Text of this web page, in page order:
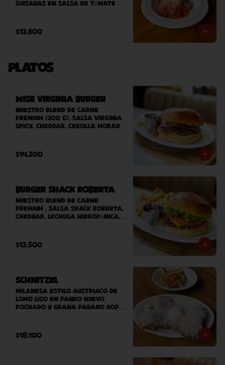
guisadas en salsa de tómate
$13.600
Platos
Wise Virginia Burger
Nuestro blend de carne
premium (200 g), salsa Virginia
Spicy, cheddar, cebolla morada,
Acompañado de papas fritas
caseras.
$14.200
Burger Shack Roberta
Nuestro blend de carne
premium , salsa Shack Roberta,
cheddar, Lechuga hidropónica,
fritas caseras.
$13.500
Schnitzel
Milanesa estilo austriaco de
lomo liso en panko huevo
pochado y grana padano DOP.
$18.100